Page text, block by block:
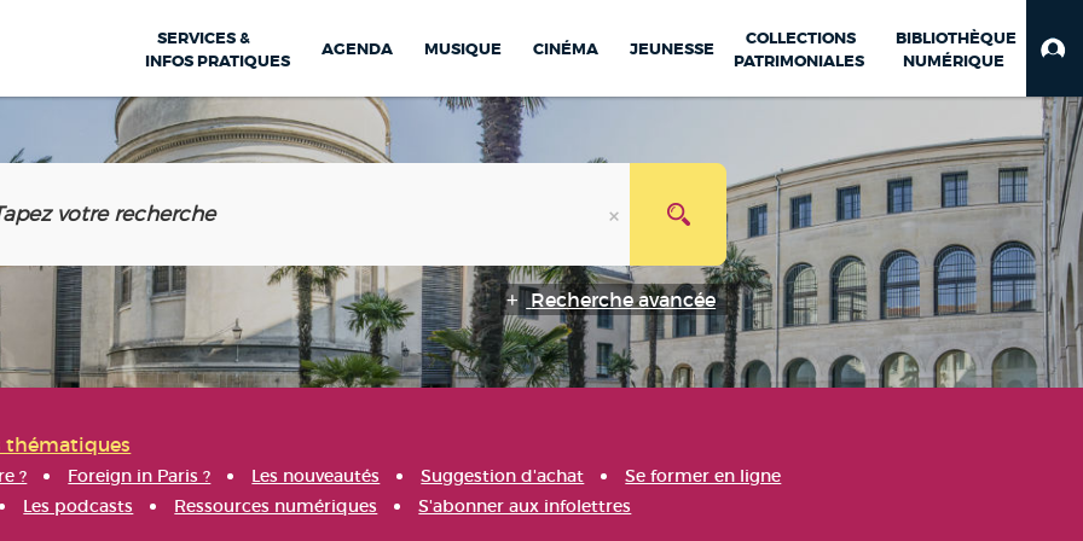
SERVICES &
INFOS PRATIQUES
AGENDA MUSIQUE CINÉMA JEUNESSE
COLLECTIONS
PATRIMONIALES
BIBLIOTHÈQUE
NUMÉRIQUE
Recherche avancée
thématiques
? Foreign in Paris ? Les nouveautés Suggestion d'achat
Se former en ligne
Les podcasts Ressources numériques S'abonner aux infolettres